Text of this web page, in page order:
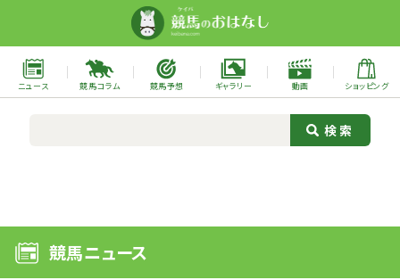
ニュース 競馬コラム 競馬予想 ギャラリー 動画 ショッピング
競馬ニュース